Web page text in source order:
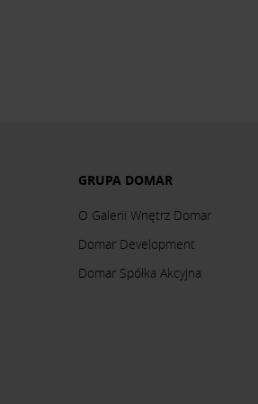
GRUPA DOMAR
O Galerii Wnętrz Domar
Domar Development
Domar Spółka Akcyjna